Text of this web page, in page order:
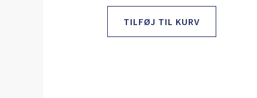
TILFØJ TIL KURV